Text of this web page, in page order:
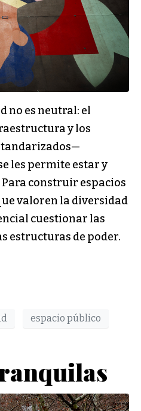
no es neutral: el
y los
les permite estar y
construir espacios
valoren la diversidad
cuestionar las
estructuras de poder.
espacio público